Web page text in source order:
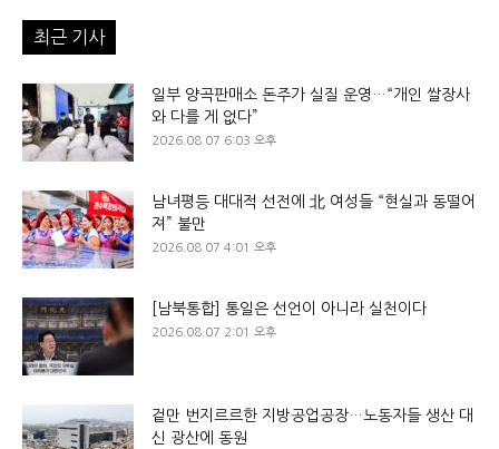
최근 기사
일부 양곡판매소 돈주가 실질 운영…“개인 쌀장사
와 다를 게 없다”
2026.08.07 6:03 오후
남녀평등 대대적 선전에 北 여성들 “현실과 동떨어
져” 불만
2026.08.07 4:01 오후
[남북통합] 통일은 선언이 아니라 실천이다
2026.08.07 2:01 오후
겉만 번지르르한 지방공업공장…노동자들 생산 대
신 광산에 동원